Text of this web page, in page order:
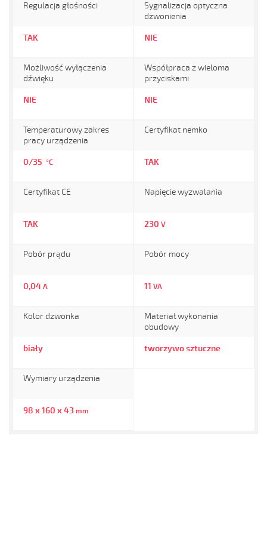
Regulacja głośności
TAK
Sygnalizacja optyczna
dzwonienia
NIE
Możliwość wyłączenia
dźwięku
NIE
Współpraca z wieloma
przyciskami
NIE
Temperaturowy zakres
pracy urządzenia
0/35 °C
Certyfikat nemko
TAK
Certyfikat CE
TAK
Napięcie wyzwalania
230 V
Pobór prądu
0,04 A
Pobór mocy
11 VA
Kolor dzwonka
biały
Materiał wykonania
obudowy
tworzywo sztuczne
Wymiary urządzenia
98 x 160 x 43 mm